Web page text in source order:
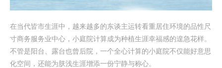
在当代皆市生涯中，越来越多的东谈主运转看重居住环境的品性尺
寸商务服务业中心，小庭院计算成为种植生涯幸福感的遑急花样。
不管是阳台、露台也曾后院，一个全心计算的小庭院不仅能好意思
化空间，还能为肤浅生涯增添一份宁静与称心。